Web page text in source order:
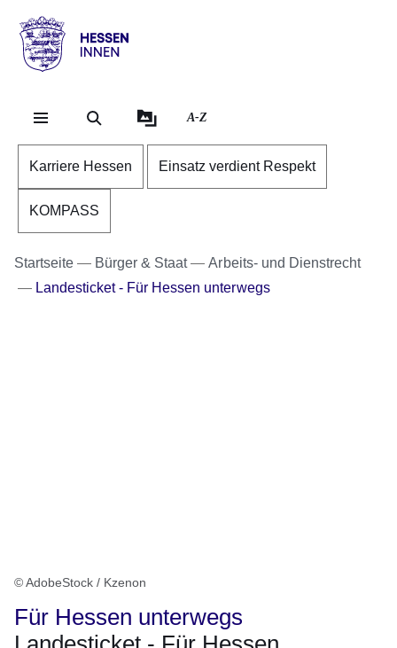
Hessen
Innen
A-Z
Karriere Hessen Einsatz verdient Respekt
KOMPASS
Startseite Bürger & Staat
Arbeits- und Dienstrecht
Landesticket - Für Hessen unterwegs
© AdobeStock / Kzenon
Für Hessen unterwegs